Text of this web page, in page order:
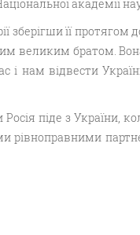
академії
зберігши її протягом
великим братом.
і нам відвести
піде з України,
рівноправними